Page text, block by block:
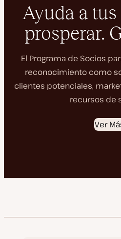
Ayuda a
prosperar.
El Programa de Socios
reconocimiento como
clientes potenciales,
recursos de
Ver